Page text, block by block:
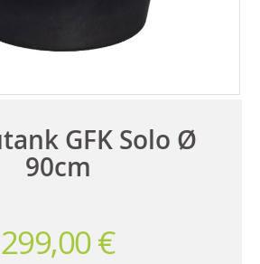
GFK Solo Ø
90cm
299,00 €